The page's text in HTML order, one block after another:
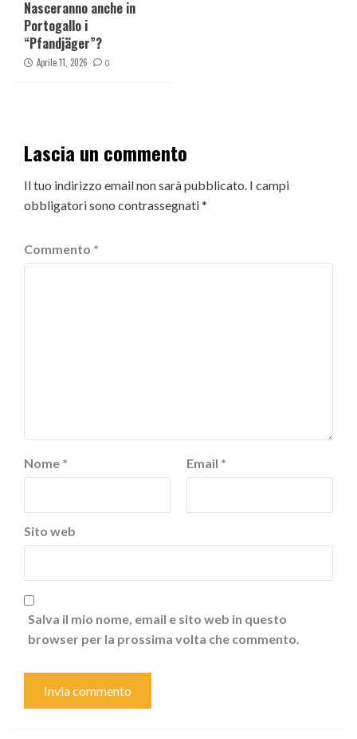
Nasceranno anche in
Portogallo i
“Pfandjäger”?
Aprile 11, 2026 0
Lascia un commento
Il tuo indirizzo email non sarà pubblicato. I campi
obbligatori sono contrassegnati*
Commento *
Nome * Email *
Sito web
Salva il mio nome, email e sito web in questo
browser per la prossima volta che commento.